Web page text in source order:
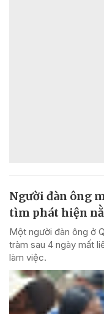
Người đàn ông
tìm phát hiện
Một người đàn ông ở
tràm sau 4 ngày mất
làm việc.